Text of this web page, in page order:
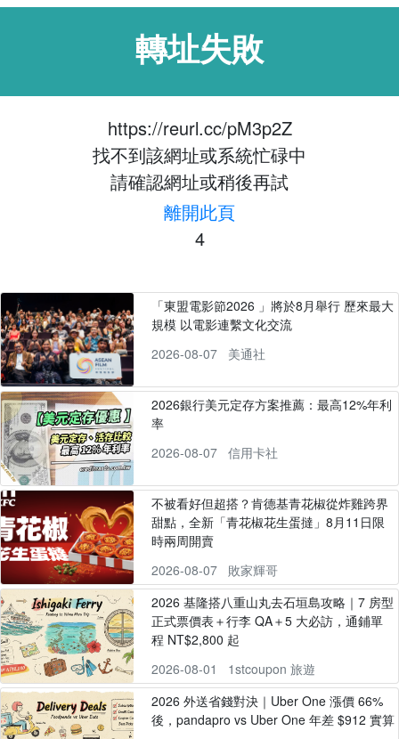
轉址失敗
https://reurl.cc/pM3p2Z
找不到該網址或系統忙碌中
請確認網址或稍後再試
離開此頁
4
「東盟電影節2026 」將於8月舉行 歷來最大
規模 以電影連繫文化交流
2026-08-07
美通社
2026銀行美元定存方案推薦：最高12%年利
率
2026-08-07
信用卡社
不被看好但超搭？肯德基青花椒從炸雞跨界
甜點，全新「青花椒花生蛋撻」8月11日限
時兩周開賣
2026-08-07
敗家輝哥
2026 基隆搭八重山丸去石垣島攻略｜7 房型
正式票價表＋行李 QA＋5 大必訪，通鋪單
程 NT$2,800 起
2026-08-01
1stcoupon 旅遊
2026 外送省錢對決｜Uber One 漲價 66%
後，pandapro vs Uber One 年差 $912 實算